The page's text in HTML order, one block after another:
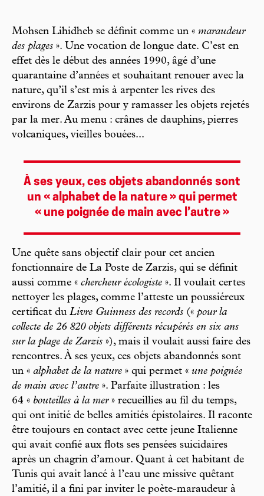
Mohsen Lihidheb se définit comme un « maraudeur
des plages ». Une vocation de longue date. C’est en
effet dès le début des années 1990, âgé d’une
quarantaine d’années et souhaitant renouer avec la
nature, qu’il s’est mis à arpenter les rives des
environs de Zarzis pour y ramasser les objets rejetés
par la mer. Au menu : crânes de dauphins, pierres
volcaniques, vieilles bouées...
À ses yeux, ces objets abandonnés sont
un « alphabet de la nature » qui permet
« une poignée de main avec l’autre »
Une quête sans objectif clair pour cet ancien
fonctionnaire de La Poste de Zarzis, qui se définit
aussi comme « chercheur écologiste ». Il voulait certes
nettoyer les plages, comme l’atteste un poussiéreux
certificat du Livre Guinness des records (« pour la
collecte de 26 820 objets différents récupérés en six ans
sur la plage de Zarzis »), mais il voulait aussi faire des
rencontres. À ses yeux, ces objets abandonnés sont
un « alphabet de la nature » qui permet « une poignée
de main avec l’autre ». Parfaite illustration : les
64 « bouteilles à la mer» recueillies au fil du temps,
qui ont initié de belles amitiés épistolaires. Il raconte
être toujours en contact avec cette jeune Italienne
qui avait confié aux flots ses pensées suicidaires
après un chagrin d’amour. Quant à cet habitant de
Tunis qui avait lancé à l’eau une missive quêtant
l’amitié, il a fini par inviter le poète-maraudeur à